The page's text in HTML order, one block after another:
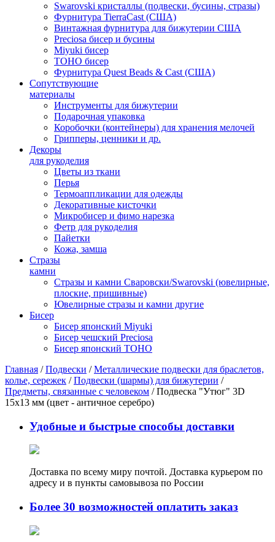
Swarovski кристаллы (подвески, бусины, стразы)
Фурнитура TierraCast (США)
Винтажная фурнитура для бижутерии США
Preciosa бисер и бусины
Miyuki бисер
TOHO бисер
Фурнитура Quest Beads & Cast (США)
Сопутствующие
материалы
Инструменты для бижутерии
Подарочная упаковка
Коробочки (контейнеры) для хранения мелочей
Грипперы, ценники и др.
Декоры
для рукоделия
Цветы из ткани
Перья
Термоаппликации для одежды
Декоративные кисточки
Микробисер и фимо нарезка
Фетр для рукоделия
Пайетки
Кожа, замша
Стразы
камни
Стразы и камни Сваровски/Swarovski (ювелирные,
плоские, пришивные)
Ювелирные стразы и камни другие
Бисер
Бисер японский Miyuki
Бисер чешский Preciosa
Бисер японский TOHO
Главная /Подвески /Металлические подвески для браслетов,
колье, сережек /Подвески (шармы) для бижутерии /
Предметы, связанные с человеком / Подвеска "Утюг" 3D
15х13 мм (цвет - античное серебро)
Удобные и быстрые способы доставки
Доставка по всему миру почтой. Доставка курьером по
адресу и в пункты самовывоза по России
Более 30 возможностей оплатить заказ